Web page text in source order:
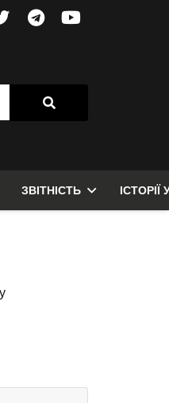
ЗВІТНІСТЬ ІСТОРІЇ